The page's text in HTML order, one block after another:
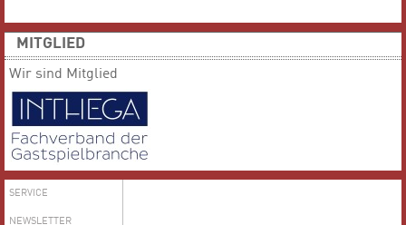
MITGLIED
Wir sind Mitglied
SERVICE
NEWSLETTER